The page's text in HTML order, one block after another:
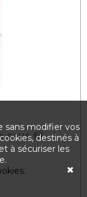
sans fil
sans modifier vos
destinés à
à sécuriser les